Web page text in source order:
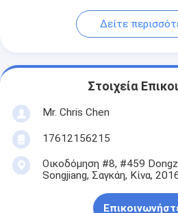
Δείτε
Στοιχεία
Mr. Chris Chen
17612156215
Οικοδόμηση #8, #459
Songjiang, Σαγκάη, Κίνα,